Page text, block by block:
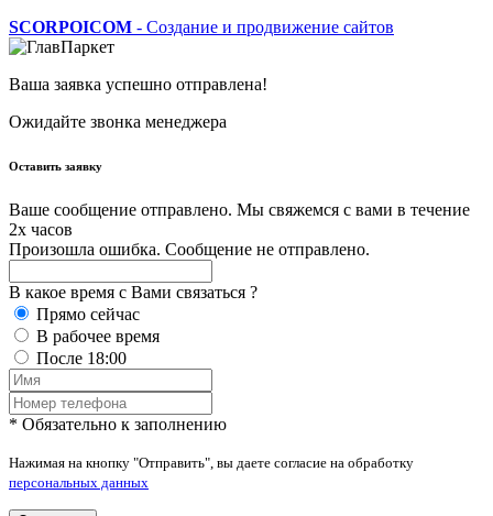
SCORPOICOM - Создание и продвижение сайтов
Ваша заявка успешно отправлена!
Ожидайте звонка менеджера
Оставить заявку
Ваше сообщение отправлено. Мы свяжемся с вами в течение
2х часов
Произошла ошибка. Сообщение не отправлено.
В какое время с Вами связаться ?
Прямо сейчас
В рабочее время
После 18:00
* Обязательно к заполнению
Нажимая на кнопку "Отправить", вы даете согласие на обработку
персональных данных